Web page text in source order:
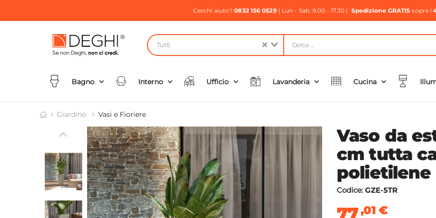
Cerchi aiuto?0832 156 0529| Lun - Sab: 9.00 - 17.30 | Spedizione GRATIS sopra i
Tutti
Bagno Interno Ufficio Lavanderia Cucina
Giardino Vasi e Fioriere
Vaso da
cm tutta
Codice: GZE-5TR
,01 €